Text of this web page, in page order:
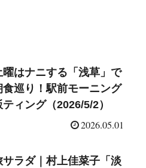
曜はナニする「浅草」で
食巡り！駅前モーニング
ティング（2026/5/2）
2026.05.01
サラダ｜村上佳菜子「淡